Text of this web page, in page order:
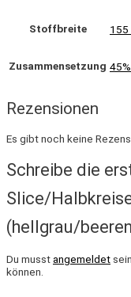
Stoffbreite 155
Zusammensetzung
Rezensionen
Es gibt noch keine
Schreibe die
Slice/
(hellgrau/
Du musstangemeldet
können.